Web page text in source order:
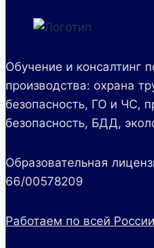
Обучение и консалтинг
производства: охрана
безопасность, ГО и ЧС,
безопасность, БДД,
Образовательная
66/00578209
Работаем по всей